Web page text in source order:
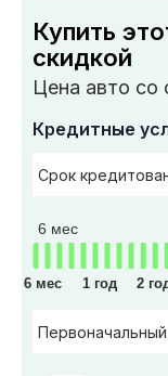
Купить
скидкой
Цена авто со
Кредитные
Срок
6 мес
6 мес 1 год 2
Первоначальный